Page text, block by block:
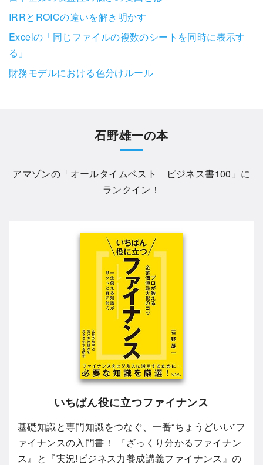
IRRとROICの違いを解き明かす
Excelの「同じファイルの複数のシートを同時に表示す
る」
財務モデルにおける色分けルール
石野雄一の本
アマゾンの「オールタイムベスト ビジネス書100 」に
ランクイン！
いちばん役に立つファイナンス
基礎知識と専門知識をつなぐ、一番“ちょうどいい”フ
ァイナンスの入門書！ 『ざっくり分かるファイナン
ス』と『実況!ビジネス力養成講義ファイナンス』の